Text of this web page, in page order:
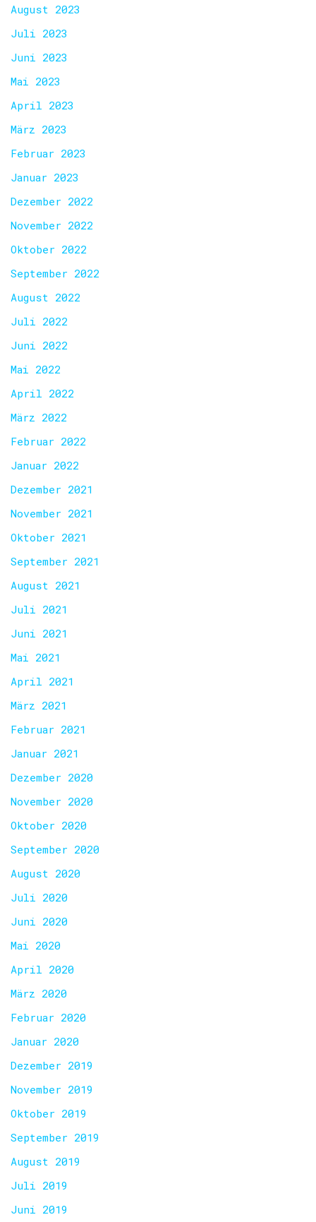
August 2023
Juli 2023
Juni 2023
Mai 2023
April 2023
März 2023
Februar 2023
Januar 2023
Dezember 2022
November 2022
Oktober 2022
September 2022
August 2022
Juli 2022
Juni 2022
Mai 2022
April 2022
März 2022
Februar 2022
Januar 2022
Dezember 2021
November 2021
Oktober 2021
September 2021
August 2021
Juli 2021
Juni 2021
Mai 2021
April 2021
März 2021
Februar 2021
Januar 2021
Dezember 2020
November 2020
Oktober 2020
September 2020
August 2020
Juli 2020
Juni 2020
Mai 2020
April 2020
März 2020
Februar 2020
Januar 2020
Dezember 2019
November 2019
Oktober 2019
September 2019
August 2019
Juli 2019
Juni 2019